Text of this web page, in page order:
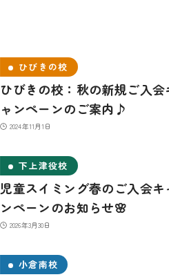
ひびきの校
ひびきの校：秋の新規ご入会
ャンペーンのご案内♪
2024年11月1日
下上津役校
児童スイミング春のご入会キ
ンペーンのお知らせ🌸
2026年3月30日
小倉南校